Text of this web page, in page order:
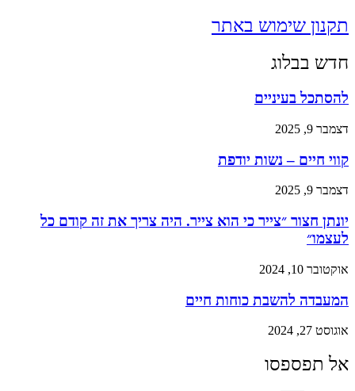
תקנון שימוש באתר
חדש בבלוג
להסתכל בעיניים
דצמבר 9, 2025
קווי חיים – נשות יודפת
דצמבר 9, 2025
יונתן חצור ״צייר כי הוא צייר. היה צריך את זה קודם כל
לעצמו״
אוקטובר 10, 2024
המעבדה להשבת כוחות חיים
אוגוסט 27, 2024
אל תפספסו